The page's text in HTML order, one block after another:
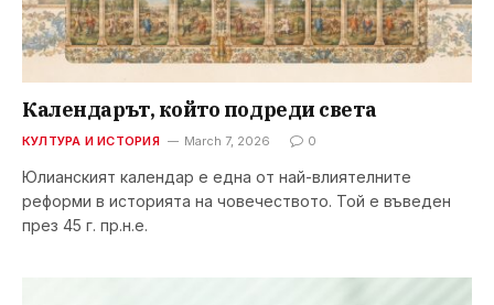
Календарът, който подреди света
КУЛТУРА И ИСТОРИЯ March 7, 2026 0
Юлианският календар е една от най-влиятелните
реформи в историята на човечеството. Той е въведен
през 45 г. пр.н.е.